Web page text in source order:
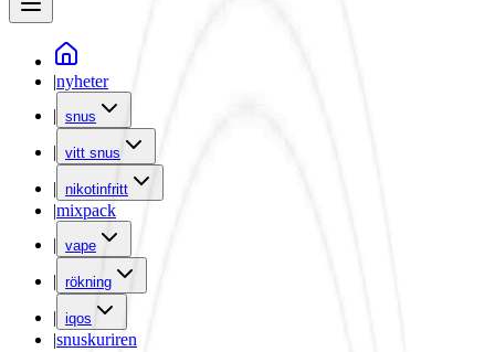
|nyheter
| snus
| vitt snus
| nikotinfritt
|mixpack
| vape
| rökning
| iqos
|snuskuriren